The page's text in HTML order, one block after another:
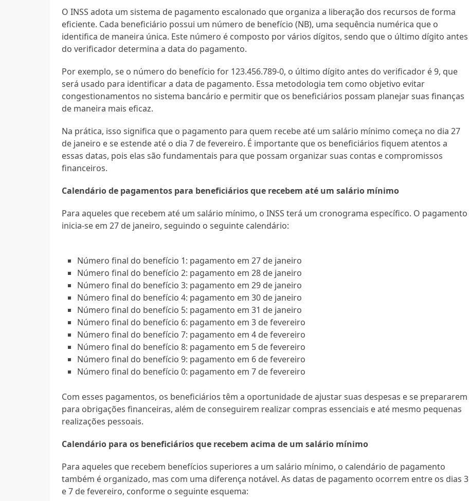
O INSS adota um sistema de pagamento escalonado que organiza a liberação dos recursos de forma
eficiente. Cada beneficiário possui um número de benefício (NB), uma sequência numérica que o
identifica de maneira única. Este número é composto por vários dígitos, sendo que o último dígito antes
do verificador determina a data do pagamento.
Por exemplo, se o número do benefício for 123.456.789-0, o último dígito antes do verificador é 9, que
será usado para identificar a data de pagamento. Essa metodologia tem como objetivo evitar
congestionamentos no sistema bancário e permitir que os beneficiários possam planejar suas finanças
de maneira mais eficaz.
Na prática, isso significa que o pagamento para quem recebe até um salário mínimo começa no dia 27
de janeiro e se estende até o dia 7 de fevereiro. É importante que os beneficiários fiquem atentos a
essas datas, pois elas são fundamentais para que possam organizar suas contas e compromissos
financeiros.
Calendário de pagamentos para beneficiários que recebem até um salário mínimo
Para aqueles que recebem até um salário mínimo, o INSS terá um cronograma específico. O pagamento
inicia-se em 27 de janeiro, seguindo o seguinte calendário:
Número final do benefício 1: pagamento em 27 de janeiro
Número final do benefício 2: pagamento em 28 de janeiro
Número final do benefício 3: pagamento em 29 de janeiro
Número final do benefício 4: pagamento em 30 de janeiro
Número final do benefício 5: pagamento em 31 de janeiro
Número final do benefício 6: pagamento em 3 de fevereiro
Número final do benefício 7: pagamento em 4 de fevereiro
Número final do benefício 8: pagamento em 5 de fevereiro
Número final do benefício 9: pagamento em 6 de fevereiro
Número final do benefício 0: pagamento em 7 de fevereiro
Com esses pagamentos, os beneficiários têm a oportunidade de ajustar suas despesas e se prepararem
para obrigações financeiras, além de conseguirem realizar compras essenciais e até mesmo pequenas
realizações pessoais.
Calendário para os beneficiários que recebem acima de um salário mínimo
Para aqueles que recebem benefícios superiores a um salário mínimo, o calendário de pagamento
também é organizado, mas com uma diferença notável. As datas de pagamento ocorrem entre os dias 3
e 7 de fevereiro, conforme o seguinte esquema: